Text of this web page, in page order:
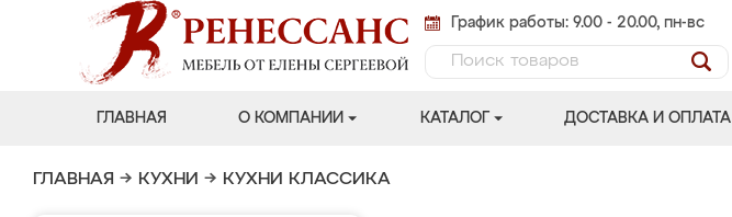
График работы: 9.00 - 20.00, пн-вс
ГЛАВНАЯ О КОМПАНИИ КАТАЛОГ ДОСТАВКА И ОПЛАТА
ГЛАВНАЯ → КУХНИ → КУХНИ КЛАССИКА